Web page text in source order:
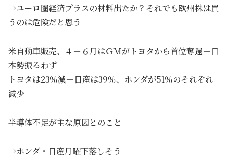
→ユーロ圏経済プラスの材料出たか？それでも欧州株は買
うのは危険だと思う
米自動車販売、４－６月はＧＭがトヨタから首位奪還－日
本勢振るわず
トヨタは23％減－日産は39％、ホンダが51％のそれぞれ
減少
半導体不足が主な原因とのこと
→ホンダ・日産月曜下落しそう